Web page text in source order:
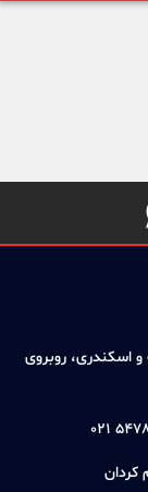
و اسكندری، روبروی